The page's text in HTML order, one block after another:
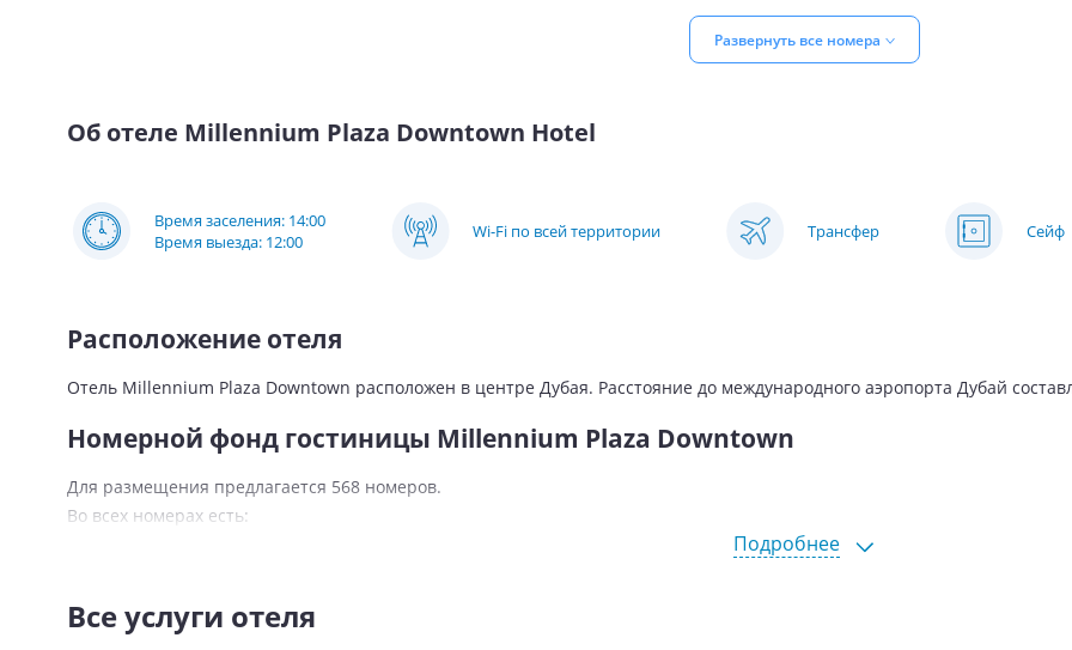
Развернуть все номера
Об отеле Millennium Plaza Downtown Hotel
Время заселения: 14:00
Время выезда: 12:00
Wi-Fi по всей территории Трансфер Сейф
Расположение отеля
Отель Millennium Plaza Downtown расположен в центре Дубая. Расстояние до международного аэропорта Дубай
Номерной фонд гостиницы Millennium Plaza Downtown
Для размещения предлагается 568 номеров.
Во всех номерах есть:
фен, туалетно-косметические принадлежности;
Подробнее
Все услуги отеля